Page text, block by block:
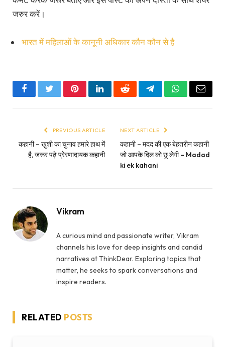
जरुर करें।
भारत में महिलाओं के कानूनी अधिकार कौन कौन से है
FacebookTwitterPinterestLinkedInRedditTelegramWhatsApp
Email
PREVIOUS ARTICLE
कहानी – खुशी का चुनाव हमारे हाथ में
है, जरूर पढ़े प्रेरणादायक कहानी
NEXT ARTICLE
कहानी – मदद की एक बेहतरीन कहानी
जो आपके दिल को छू लेगी – Madad
ki ek kahani
Vikram
A curious mind and passionate writer, Vikram
channels his love for deep insights and candid
narratives at ThinkDear. Exploring topics that
matter, he seeks to spark conversations and
inspire readers.
RELATED POSTS